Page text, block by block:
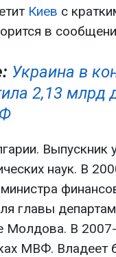
Киев с
в
Украина в
2,13 млрд
Выпускник
наук. В
главы
Молдова. В 2007-
МВФ. Владеет